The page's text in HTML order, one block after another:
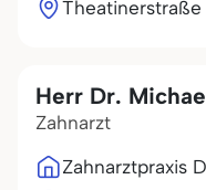
Theatinerstraße
Herr Dr.
Zahnarzt
Zahnarztpraxis